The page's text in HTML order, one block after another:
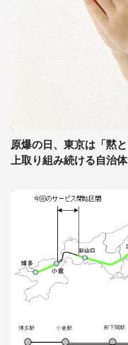
原爆の日、東京は「黙
上取り組み続ける自治